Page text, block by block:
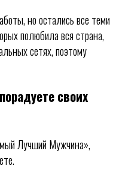
но остались все теми
полюбила вся страна,
сетях, поэтому
своих
Лучший Мужчина»,